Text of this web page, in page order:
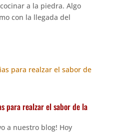
a la piedra. Algo
con la llegada del
para realzar el sabor de la
a nuestro blog! Hoy